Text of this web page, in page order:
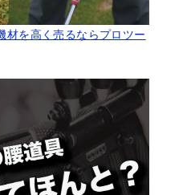
材を高く売るならプロツー